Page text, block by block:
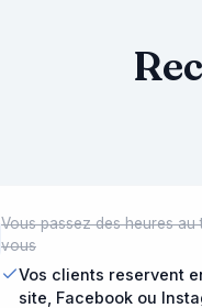
Vous passez des heures
vous
Vos clients reservent
site, Facebook ou